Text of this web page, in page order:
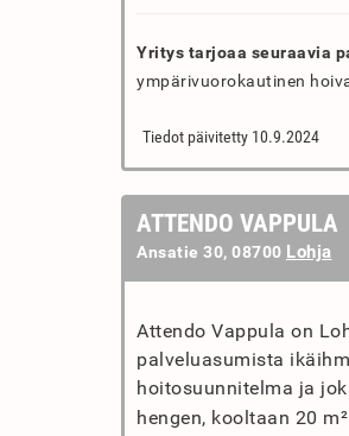
Yritys tarjoaa seuraavia
ympärivuorokautinen
Tiedot päivitetty 10.9.2024
ATTENDO VAPPULA
Ansatie 30, 08700 Lohja
Attendo Vappula on
palveluasumista
hoitosuunnitelma ja
hengen, kooltaan 20